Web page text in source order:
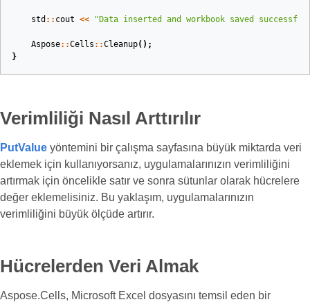
std :: cout << "Data inserted and workbook saved
Aspose::Cells ::Cleanup();
}
Verimliliği Nasıl Arttırılır
PutValue yöntemini bir çalışma sayfasına büyük miktarda veri
eklemek için kullanıyorsanız, uygulamalarınızın verimliliğini
artırmak için öncelikle satır ve sonra sütunlar olarak hücrelere
değer eklemelisiniz. Bu yaklaşım, uygulamalarınızın
verimliliğini büyük ölçüde artırır.
Hücrelerden Veri Almak
Aspose.Cells, Microsoft Excel dosyasını temsil eden bir